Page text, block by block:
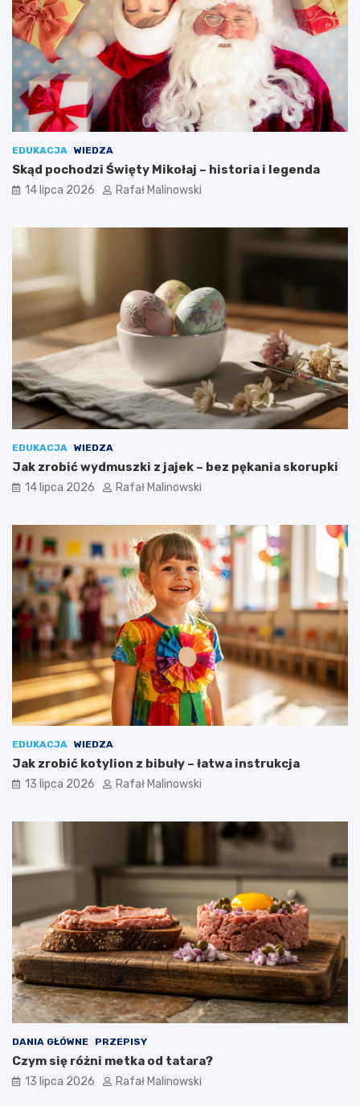
EDUKACJA WIEDZA
Skąd pochodzi Święty Mikołaj – historia i legenda
14 lipca 2026 Rafał Malinowski
EDUKACJA WIEDZA
Jak zrobić wydmuszki z jajek – bez pękania skorupki
14 lipca 2026 Rafał Malinowski
EDUKACJA WIEDZA
Jak zrobić kotylion z bibuły – łatwa instrukcja
13 lipca 2026 Rafał Malinowski
DANIA GŁÓWNE PRZEPISY
Czym się różni metka od tatara?
13 lipca 2026 Rafał Malinowski